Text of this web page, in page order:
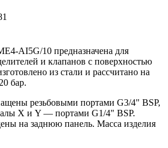
AI5G/10 предназначена для
и клапанов с поверхностью
из стали и рассчитано на
бар.
резьбовыми портами G3/4" BSP,
X и Y — портами G1/4" BSP.
на заднюю панель. Масса изделия